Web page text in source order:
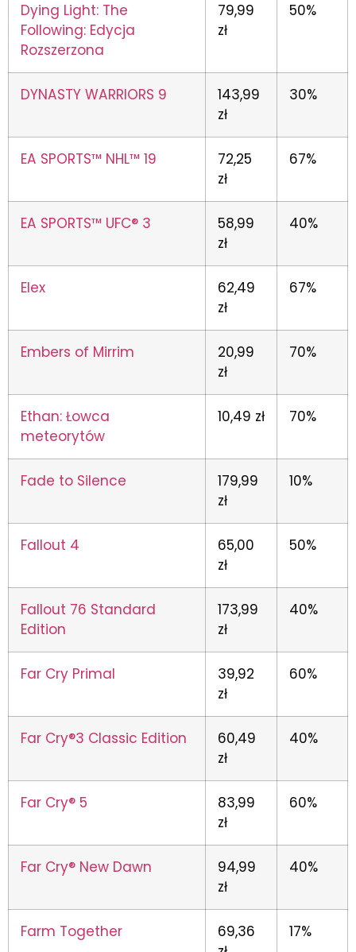
Dying Light: The
Following: Edycja
Rozszerzona
79,99
zł
50%
DYNASTY WARRIORS 9
143,99
zł
30%
EA SPORTS™ NHL™ 19
72,25
zł
67%
EA SPORTS™ UFC® 3
58,99
zł
40%
Elex
62,49
zł
67%
Embers of Mirrim
20,99
zł
70%
Ethan: Łowca
meteorytów
10,49 zł 70%
Fade to Silence
179,99
zł
10%
Fallout 4
65,00
zł
50%
Fallout 76 Standard
Edition
173,99
zł
40%
Far Cry Primal
39,92
zł
60%
Far Cry®3 Classic Edition
60,49
zł
40%
Far Cry® 5
83,99
zł
60%
Far Cry® New Dawn
94,99
zł
40%
Farm Together
69,36
17%